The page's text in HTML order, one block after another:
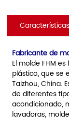
Características
Fabricante de
El molde FHM
plástico, que se
Taizhou, China.
de diferentes
acondicionado,
lavadoras,